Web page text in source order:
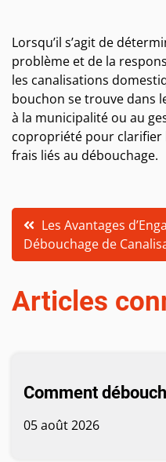
Lorsqu’il s’agit de
problème et de la
les canalisations
bouchon se trouve dans
à la municipalité ou au
copropriété pour clarifier
frais liés au débouchage.
de
l’article
Les Avantages
Débouchage de
Articles
Comment
05 août 2026